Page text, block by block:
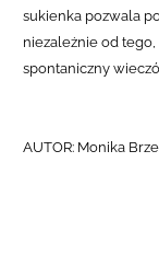
sukienka pozwala
niezależnie od
spontaniczny
AUTOR: Monika